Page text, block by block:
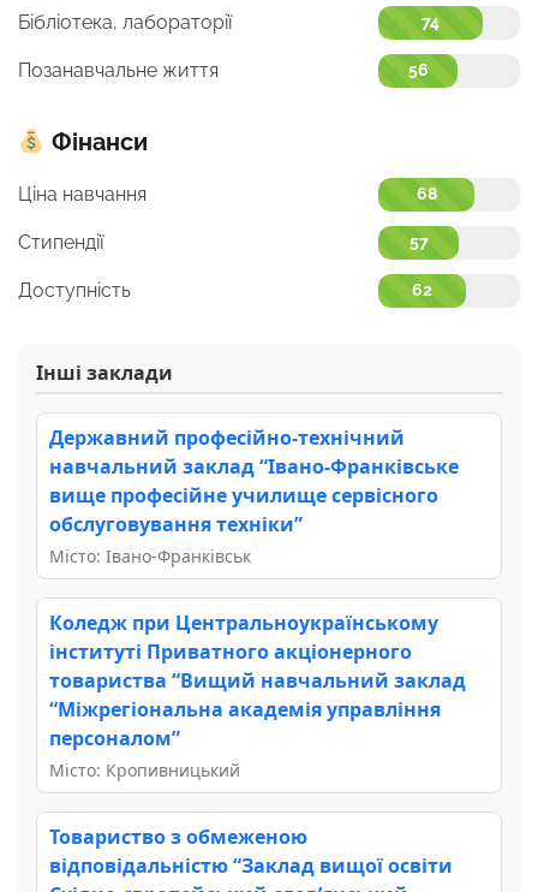
Бібліотека, лабораторії 74
Позанавчальне життя 56
Фінанси
Ціна навчання 68
Стипендії 57
Доступність 62
Інші заклади
Державний професійно-технічний
навчальний заклад “Івано-Франківське
вище професійне училище сервісного
обслуговування техніки”
Місто: Івано-Франківськ
Коледж при Центральноукраїнському
інституті Приватного акціонерного
товариства “Вищий навчальний заклад
“Міжрегіональна академія управління
персоналом”
Місто: Кропивницький
Товариство з обмеженою
відповідальністю “Заклад вищої освіти